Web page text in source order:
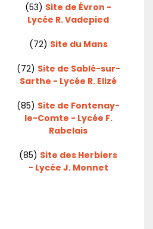
(53) Site de Évron -
Lycée R. Vadepied
(72) Site du Mans
(72) Site de Sablé-sur-
Sarthe - Lycée R. Elizé
(85) Site de Fontenay-
le-Comte - Lycée F.
Rabelais
(85) Site des Herbiers
- Lycée J. Monnet